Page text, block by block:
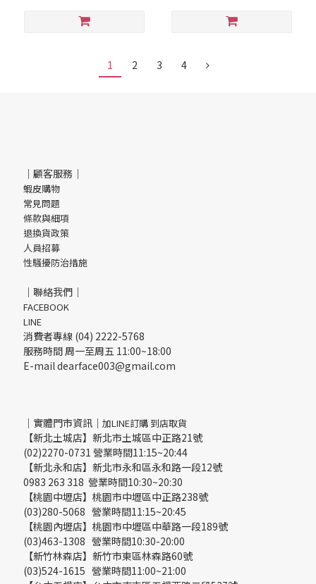
1 2 3 4
｜顧客服務｜
蝦皮購物
常見問題
條款與細項
退換貨政策
人員招募
性騷擾防治措施
｜聯絡我們｜
FACEBOOK
LINE
消費者專線 (04) 2222-5768
服務時間 周一至周五 11:00~18:00
E-mail dearface003@gmail.com
｜實體門市資訊｜ 加LINE訂購 到店取貨
【新北土城店】新北市土城區中正路21號
(02)2270-0731 營業時間11:15~20:44
【新北永和店】新北市永和區永和路一段12號
0983 263 318 營業時間10:30~20:30
【桃園中壢店】桃園市中壢區中正路238號
(03)280-5068 營業時間11:15~20:45
【桃園內壢店】桃園市中壢區中華路一段189號
(03)463-1308 營業時間10:30-20:00
【新竹林森店】新竹市東區林森路60號
(03)524-1615 營業時間11:00~21:00